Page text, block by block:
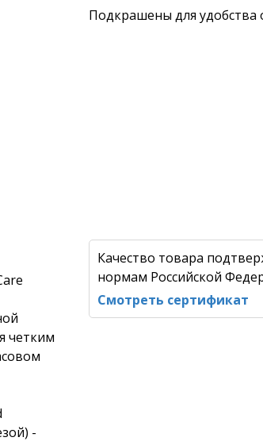
Подкрашены для
четким
-
Качество товара
нормам Российской
Смотреть сертификат